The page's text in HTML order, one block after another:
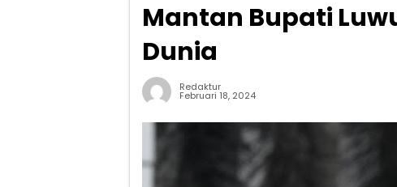
Mantan Bupati
Dunia
Redaktur
Februari 18, 2024